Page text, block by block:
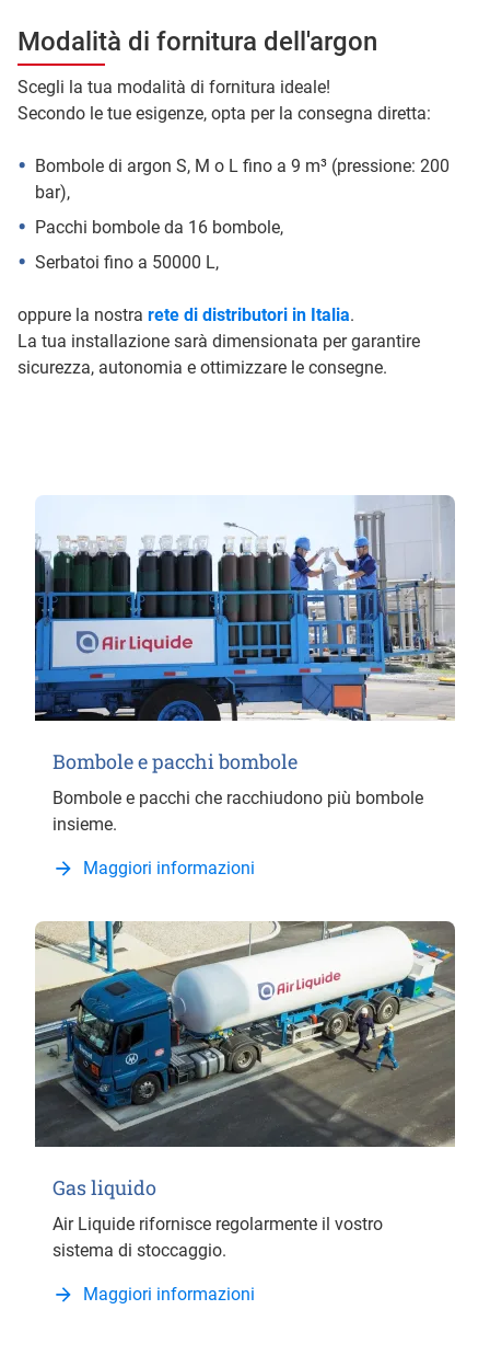
Modalità di fornitura dell'argon
Scegli la tua modalità di fornitura ideale!
Secondo le tue esigenze, opta per la consegna diretta:
Bombole di argon S, M o L fino a 9 m³ (pressione: 200
bar),
Pacchi bombole da 16 bombole,
Serbatoi fino a 50000 L,
oppure la nostra rete di distributori in Italia.
La tua installazione sarà dimensionata per garantire
sicurezza, autonomia e ottimizzare le consegne.
Bombole e pacchi bombole
Bombole e pacchi che racchiudono più bombole
insieme.
Maggiori informazioni
Gas liquido
Air Liquide rifornisce regolarmente il vostro
sistema di stoccaggio.
Maggiori informazioni